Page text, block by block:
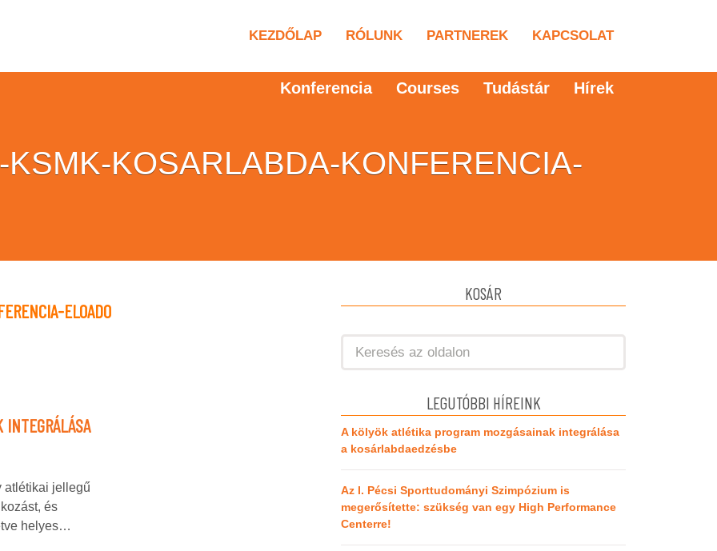
KEZDŐLAP RÓLUNK PARTNEREK KAPCSOLAT
Konferencia Courses Tudástár Hírek
KOSARLABDA-KONFERENCIA-
ELOADO
INTEGRÁLÁSA
atlétikai jellegű
és
helyes…
KOSÁR
LEGUTÓBBI HÍREINK
A kölyök atlétika program mozgásainak integrálása
a kosárlabdaedzésbe
Az I. Pécsi Sporttudományi Szimpózium is
megerősítette: szükség van egy High Performance
Centerre!